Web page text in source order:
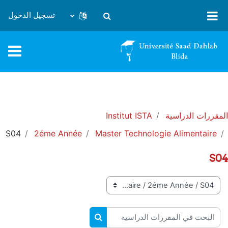
تبديل إدخال البحث
تسجيل الدخول
المقررات الدراسية
Institut ISTA
Master Technologie Alimentaire
2éme Année
S04
S04
تصنيفات المقررات
البحث في المقررات الدراسية